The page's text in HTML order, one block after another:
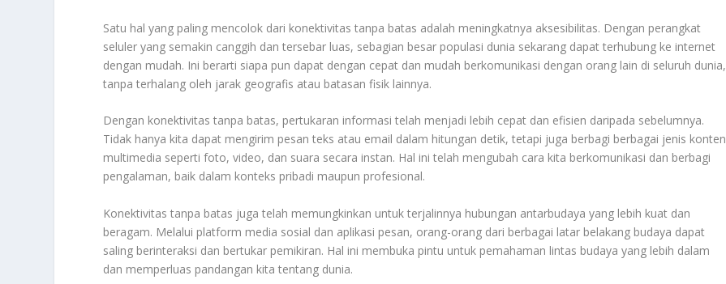
Satu hal yang paling mencolok dari konektivitas tanpa batas adalah meningkatnya aksesibilitas. Dengan perangkat
seluler yang semakin canggih dan tersebar luas, sebagian besar populasi dunia sekarang dapat terhubung ke internet
dengan mudah. Ini berarti siapa pun dapat dengan cepat dan mudah berkomunikasi dengan orang lain di seluruh dunia,
tanpa terhalang oleh jarak geografis atau batasan fisik lainnya.
Dengan konektivitas tanpa batas, pertukaran informasi telah menjadi lebih cepat dan efisien daripada sebelumnya.
Tidak hanya kita dapat mengirim pesan teks atau email dalam hitungan detik, tetapi juga berbagi berbagai jenis konten
multimedia seperti foto, video, dan suara secara instan. Hal ini telah mengubah cara kita berkomunikasi dan berbagi
pengalaman, baik dalam konteks pribadi maupun profesional.
Konektivitas tanpa batas juga telah memungkinkan untuk terjalinnya hubungan antarbudaya yang lebih kuat dan
beragam. Melalui platform media sosial dan aplikasi pesan, orang-orang dari berbagai latar belakang budaya dapat
saling berinteraksi dan bertukar pemikiran. Hal ini membuka pintu untuk pemahaman lintas budaya yang lebih dalam
dan memperluas pandangan kita tentang dunia.